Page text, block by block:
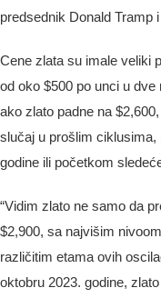
predsednik Donald Tramp
Cene zlata su imale veliki
od oko $500 po unci u
ako zlato padne na
slučaj u prošlim ciklusima,
godine ili početkom
“Vidim zlato ne samo da
$2,900, sa najvišim
različitim etama ovih
oktobru 2023. godine,